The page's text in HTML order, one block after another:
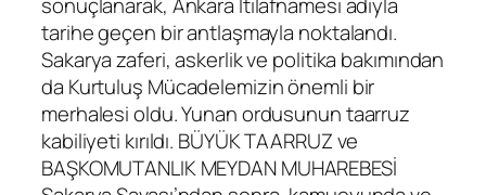
tarihe geçen bir antlaşmayla noktalandı.
Sakarya zaferi, askerlik ve politika bakımından
da Kurtuluş Mücadelemizin önemli bir
merhalesi oldu. Yunan ordusunun taarruz
kabiliyeti kırıldı. BÜYÜK TAARRUZ ve
BAŞKOMUTANLIK MEYDAN MUHAREBESİ